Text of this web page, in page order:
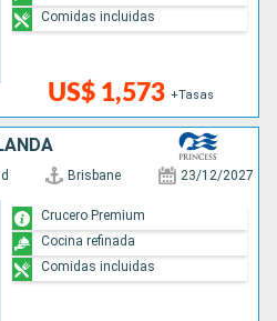
US$ 1,573 +Tasas
Comidas incluidas
Brisbane 23/12/2027
Crucero Premium
Cocina refinada
Comidas incluidas